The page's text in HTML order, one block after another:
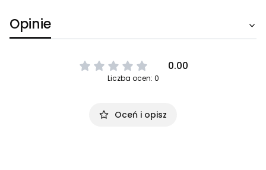
Opinie
0.00
Liczba ocen: 0
Oceń i opisz